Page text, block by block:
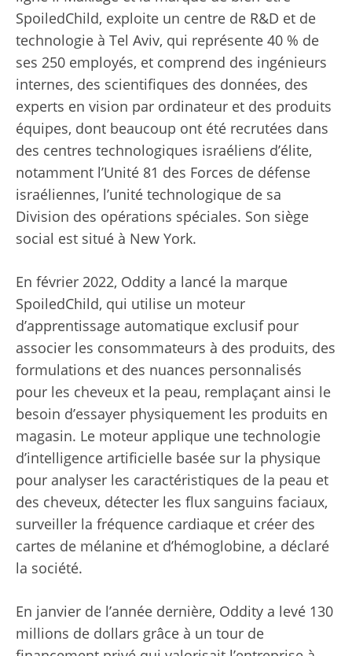
SpoiledChild, exploite un centre de R&D et de
technologie à Tel Aviv, qui représente 40 % de
ses 250 employés, et comprend des ingénieurs
internes, des scientifiques des données, des
experts en vision par ordinateur et des produits
équipes, dont beaucoup ont été recrutées dans
des centres technologiques israéliens d’élite,
notamment l’Unité 81 des Forces de défense
israéliennes, l’unité technologique de sa
Division des opérations spéciales. Son siège
social est situé à New York.
En février 2022, Oddity a lancé la marque
SpoiledChild, qui utilise un moteur
d’apprentissage automatique exclusif pour
associer les consommateurs à des produits, des
formulations et des nuances personnalisés
pour les cheveux et la peau, remplaçant ainsi le
besoin d’essayer physiquement les produits en
magasin. Le moteur applique une technologie
d’intelligence artificielle basée sur la physique
pour analyser les caractéristiques de la peau et
des cheveux, détecter les flux sanguins faciaux,
surveiller la fréquence cardiaque et créer des
cartes de mélanine et d’hémoglobine, a déclaré
la société.
En janvier de l’année dernière, Oddity a levé 130
millions de dollars grâce à un tour de